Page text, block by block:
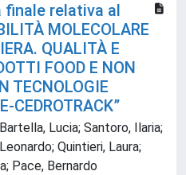
relativa al
MOLECOLARE
QUALITÀ E
FOOD E NON
TECNOLOGIE
CEDROTRACK”
Lucia; Santoro, Ilaria;
Quintieri, Laura;
Pace, Bernardo